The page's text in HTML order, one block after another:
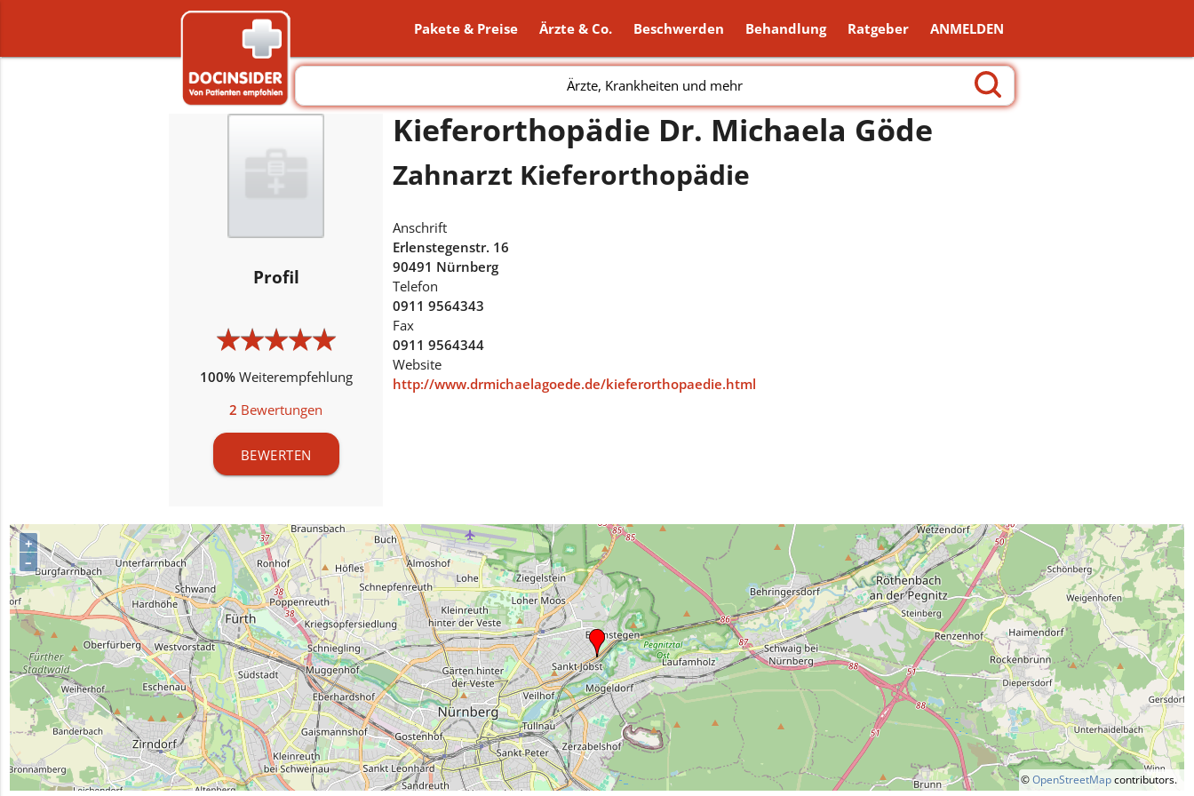
Pakete & Preise Ärzte & Co. Beschwerden Behandlung Ratgeber ANMELDEN
Ärzte, Krankheiten und mehr
Profil
★★★★★
★★★★★
100%Weiterempfehlung
2 Bewertungen
BEWERTEN
Kieferorthopädie Dr. Michaela Göde
Zahnarzt Kieferorthopädie
Anschrift
Erlenstegenstr. 16
90491 Nürnberg
Telefon
0911 9564343
Fax
0911 9564344
Website
http://www.drmichaelagoede.de/kieferorthopaedie.html
+
–
©OpenStreetMapcontributors.